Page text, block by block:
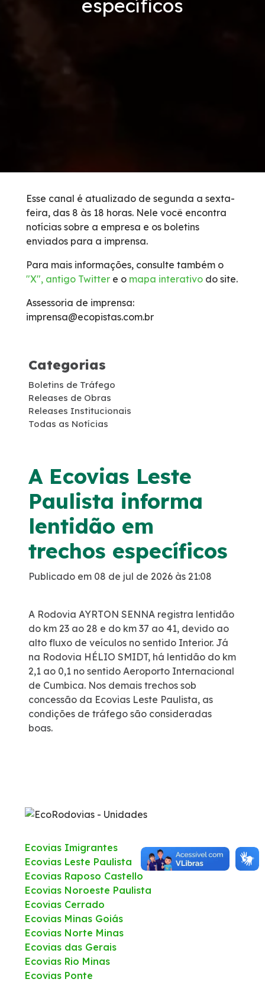
Tarifas de Pedágio
0800 e Callbox
Cargas Especiais
Faixa de Domínio
Links Úteis
Notícias
Sustentabilidade
Agenda
Projetos Socioambientais
Política de Gestão Integrada
Ouvidoria
Comercial
Fale Conosco
Fornecedores
específicos
Esse canal é atualizado de segunda a sexta-
feira, das 8 às 18 horas. Nele você encontra
notícias sobre a empresa e os boletins
enviados para a imprensa.
Para mais informações, consulte também o
"X", antigo Twitter e o mapa interativo do site.
Assessoria de imprensa:
imprensa@ecopistas.com.br
Categorias
Boletins de Tráfego
Releases de Obras
Releases Institucionais
Todas as Notícias
A Ecovias Leste
Paulista informa
lentidão em
trechos específicos
Publicado em 08 de jul de 2026 às 21:08
A Rodovia AYRTON SENNA registra lentidão
do km 23 ao 28 e do km 37 ao 41, devido ao
alto fluxo de veículos no sentido Interior. Já
na Rodovia HÉLIO SMIDT, há lentidão do km
2,1 ao 0,1 no sentido Aeroporto Internacional
de Cumbica. Nos demais trechos sob
concessão da Ecovias Leste Paulista, as
condições de tráfego são consideradas
boas.
Ecovias Imigrantes
Ecovias Leste Paulista
Ecovias Raposo Castello
Ecovias Noroeste Paulista
Ecovias Cerrado
Ecovias Minas Goiás
Ecovias Norte Minas
Ecovias das Gerais
Ecovias Rio Minas
Ecovias Ponte